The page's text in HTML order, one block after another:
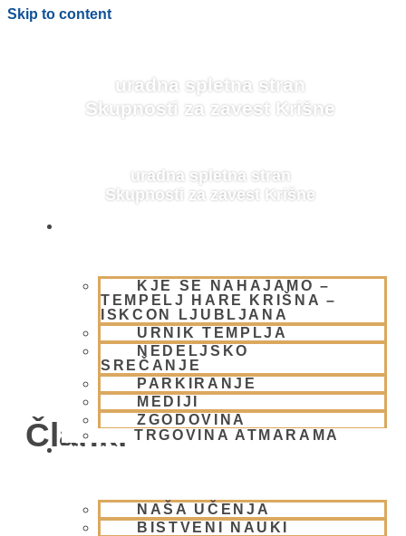
Skip to content
uradna spletna stran
Skupnosti za zavest Krišne
uradna spletna stran
Skupnosti za zavest Krišne
KJE SE NAHAJAMO –
TEMPELJ HARE KRIŠNA –
ISKCON LJUBLJANA
URNIK TEMPLJA
NEDELJSKO
SREČANJE
PARKIRANJE
MEDIJI
ZGODOVINA
TRGOVINA ATMARAMA
BHAKTI JOGA
NAŠA UČENJA
BISTVENI NAUKI
BLOG
Članki